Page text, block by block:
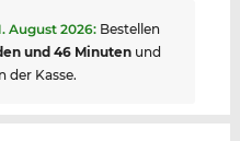
August 2026: Bestellen
und 46 Minutenund
der Kasse.